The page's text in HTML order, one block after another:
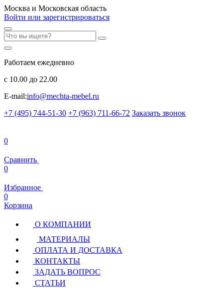
Москва и Московская область
Войти или зарегистрироваться
Работаем ежедневно
с 10.00 до 22.00
E-mail:info@mechta-mebel.ru
+7 (495) 744-51-30 +7 (963) 711-66-72 Заказать звонок
0
Сравнить
0
Избранное
0
Корзина
О КОМПАНИИ
МАТЕРИАЛЫ
ОПЛАТА И ДОСТАВКА
КОНТАКТЫ
ЗАДАТЬ ВОПРОС
СТАТЬИ